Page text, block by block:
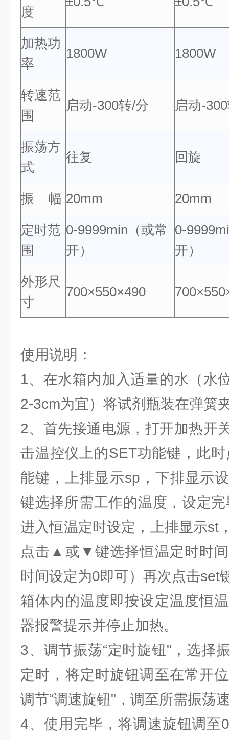
度
加热功
率
1800W 1800W
转速范
围
启动-300转/分 启动-
振荡方
式
往复 回旋
振 幅 20mm 20mm
定时范
围
0-9999min（或常
开）
0-
开）
外形尺
寸
700×550×490
使用说明：
1、在水箱内加入适量的水（水
2-3cm为宜）将试剂瓶装在弹簧
2、首先接通电源，打开加热开
击温控仪上的SET功能键，此
能键，上排显示sp，下排显示
键选择所需工作的温度，设定
进入恒温定时设定，上排显示st
点击▲或▼键选择恒温定时时
时间设定为0即可）再次点击set
箱体内的温度即按设定温度恒
器报警提示并停止加热。
3、调节振荡“定时旋钮"，选择
定时，将定时旋钮调至在常开
调节“调速旋钮"，调至所需振荡
4、使用完毕，将调速旋钮调至